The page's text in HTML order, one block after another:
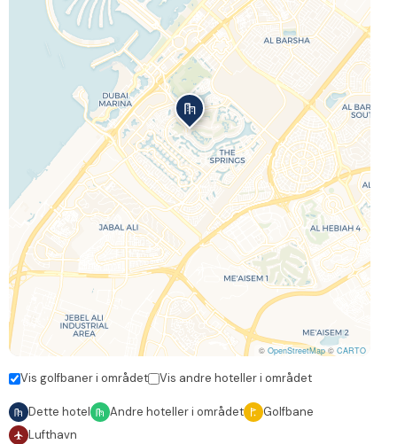
© OpenStreetMap© CARTO
Vis golfbaner i området Vis andre hoteller i området
Dette hotel Andre hoteller i området
Golfbane
Lufthavn